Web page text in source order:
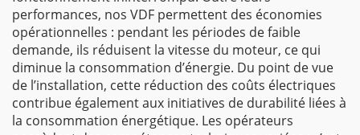
performances, nos VDF permettent des économies
opérationnelles : pendant les périodes de faible
demande, ils réduisent la vitesse du moteur, ce qui
diminue la consommation d’énergie. Du point de vue
de l’installation, cette réduction des coûts électriques
contribue également aux initiatives de durabilité liées à
la consommation énergétique. Les opérateurs